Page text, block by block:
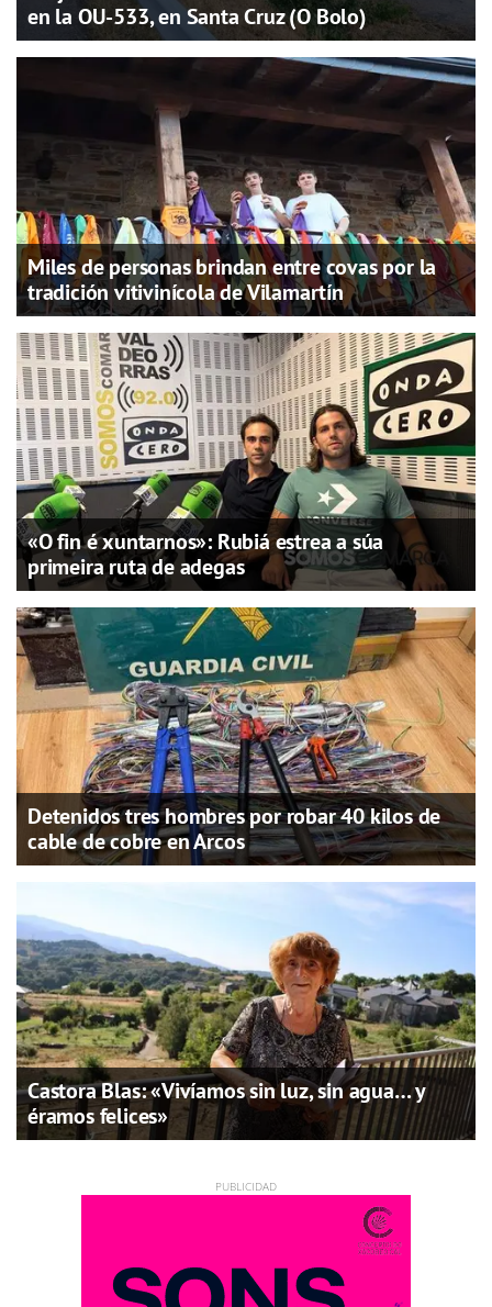
en la OU-533, en Santa Cruz (O Bolo)
Miles de personas brindan entre covas por la
tradición vitivinícola de Vilamartín
«O fin é xuntarnos»: Rubiá estrea a súa
primeira ruta de adegas
Detenidos tres hombres por robar 40 kilos de
cable de cobre en Arcos
Castora Blas: «Vivíamos sin luz, sin agua… y
éramos felices»